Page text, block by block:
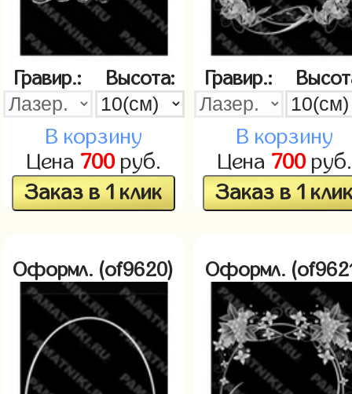
Гравир.: Высота:
В корзину
Цена 700руб.
Заказ в 1 клик
Гравир.:
В корзину
Цена 700руб.
Заказ в 1
Оформл. (of9620) Оформл.